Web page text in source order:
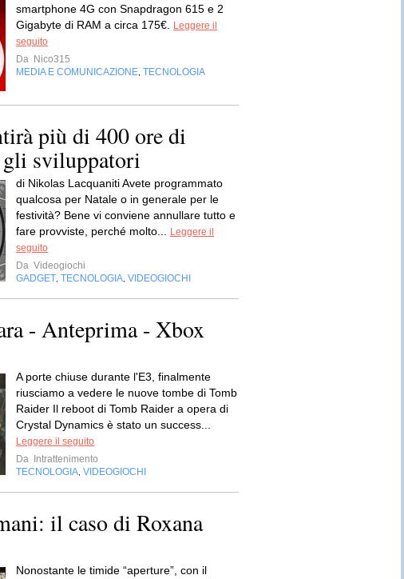
smartphone 4G con Snapdragon 615 e 2
Gigabyte di RAM a circa 175€.
Leggere il
seguito
Da Nico315
MEDIA E COMUNICAZIONE TECNOLOGIA
più di 400 ore di
gli sviluppatori
di Nikolas Lacquaniti Avete programmato
qualcosa per Natale o in generale per le
festività? Bene vi conviene annullare tutto e
fare provviste, perché molto...
Leggere il
seguito
Da Videogiochi
GADGET TECNOLOGIA VIDEOGIOCHI
- Anteprima - Xbox
A porte chiuse durante l'E3, finalmente
riusciamo a vedere le nuove tombe di Tomb
Raider Il reboot di Tomb Raider a opera di
Crystal Dynamics è stato un success...
Leggere il seguito
Da
Intrattenimento
TECNOLOGIA VIDEOGIOCHI
il caso di Roxana
Nonostante le timide “aperture”, con il